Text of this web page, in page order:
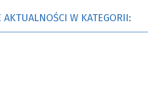
AKTUALNOŚCI W KATEGORII: